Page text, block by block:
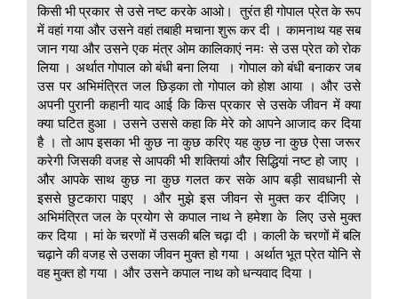
किसी भी प्रकार से उसे नष्ट करके आओ। तुरंत ही गोपाल प्रेत के रूप
में वहां गया और उसने वहां तबाही मचाना शुरू कर दी । कामनाथ यह सब
जान गया और उसने एक मंत्र ओम कालिकाएं नमः से उस प्रेत को रोक
लिया । अर्थात गोपाल को बंधी बना लिया । गोपाल को बंधी बनाकर जब
उस पर अभिमंत्रित जल छिड़का तो गोपाल को होश आया । और उसे
अपनी पुरानी कहानी याद आई कि किस प्रकार से उसके जीवन में क्या
क्या घटित हुआ । उसने उससे कहा कि मेरे को आपने आजाद कर दिया
है । तो आप इसका भी कुछ ना कुछ करिए यह कुछ ना कुछ ऐसा जरूर
करेगी जिसकी वजह से आपकी भी शक्तियां और सिद्धियां नष्ट हो जाए ।
और आपके साथ कुछ ना कुछ गलत कर सके आप बड़ी सावधानी से
इससे छुटकारा पाइए । और मुझे इस जीवन से मुक्त कर दीजिए ।
अभिमंत्रित जल के प्रयोग से कपाल नाथ ने हमेशा के लिए उसे मुक्त
कर दिया । मां के चरणों में उसकी बलि चढ़ा दी । काली के चरणों में बलि
चढ़ाने की वजह से उसका जीवन मुक्त हो गया । अर्थात भूत प्रेत योनि से
वह मुक्त हो गया । और उसने कपाल नाथ को धन्यवाद दिया ।